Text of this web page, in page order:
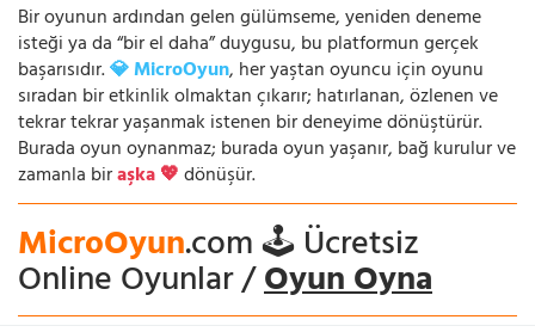
Bir oyunun ardından gelen gülümseme, yeniden deneme
isteği ya da “bir el daha” duygusu, bu platformun gerçek
başarısıdır.💎 MicroOyun, her yaştan oyuncu için oyunu
sıradan bir etkinlik olmaktan çıkarır; hatırlanan, özlenen ve
tekrar tekrar yaşanmak istenen bir deneyime dönüştürür.
Burada oyun oynanmaz; burada oyun yaşanır, bağ kurulur ve
zamanla biraşka 💖dönüşür.
MicroOyun.com 🕹️ Ücretsiz
Online Oyunlar /Oyun Oyna